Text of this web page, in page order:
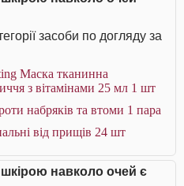
засоби по догляду за
Маска тканинна
з вітамінами 25 мл 1 шт
набряків та втоми 1 пара
від прищів 24 шт
навколо очей є